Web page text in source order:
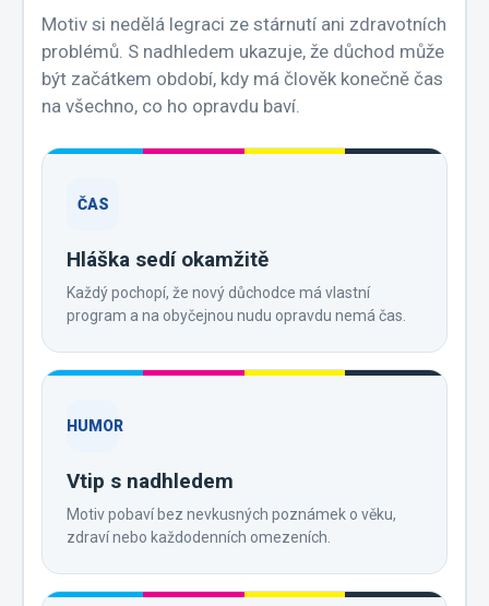
Motiv si nedělá legraci ze stárnutí ani zdravotních
problémů. S nadhledem ukazuje, že důchod může
být začátkem období, kdy má člověk konečně čas
na všechno, co ho opravdu baví.
ČAS
Hláška sedí okamžitě
Každý pochopí, že nový důchodce má vlastní
program a na obyčejnou nudu opravdu nemá čas.
HUMOR
Vtip s nadhledem
Motiv pobaví bez nevkusných poznámek o věku,
zdraví nebo každodenních omezeních.